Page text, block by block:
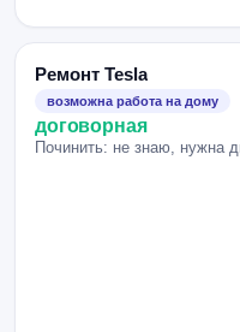
Ремонт Tesla
возможна работа на дому
договорная
Починить: не знаю, нужна